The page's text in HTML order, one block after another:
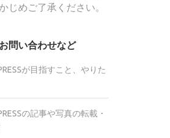
じめご了承ください。
問い合わせなど
が目指すこと、やりた
の記事や写真の転載・